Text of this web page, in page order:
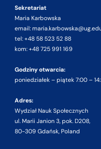
Sekretariat
Maria Karbowska
email:
tel: +48 58 523 52 88
kom: +48 725 991 169
Godziny otwarcia:
poniedziałek – piątek 7:00 –
Adres:
Wydział Nauk Społecznych
ul. Marii Janion 3, pok. D208,
80-309 Gdańsk, Poland